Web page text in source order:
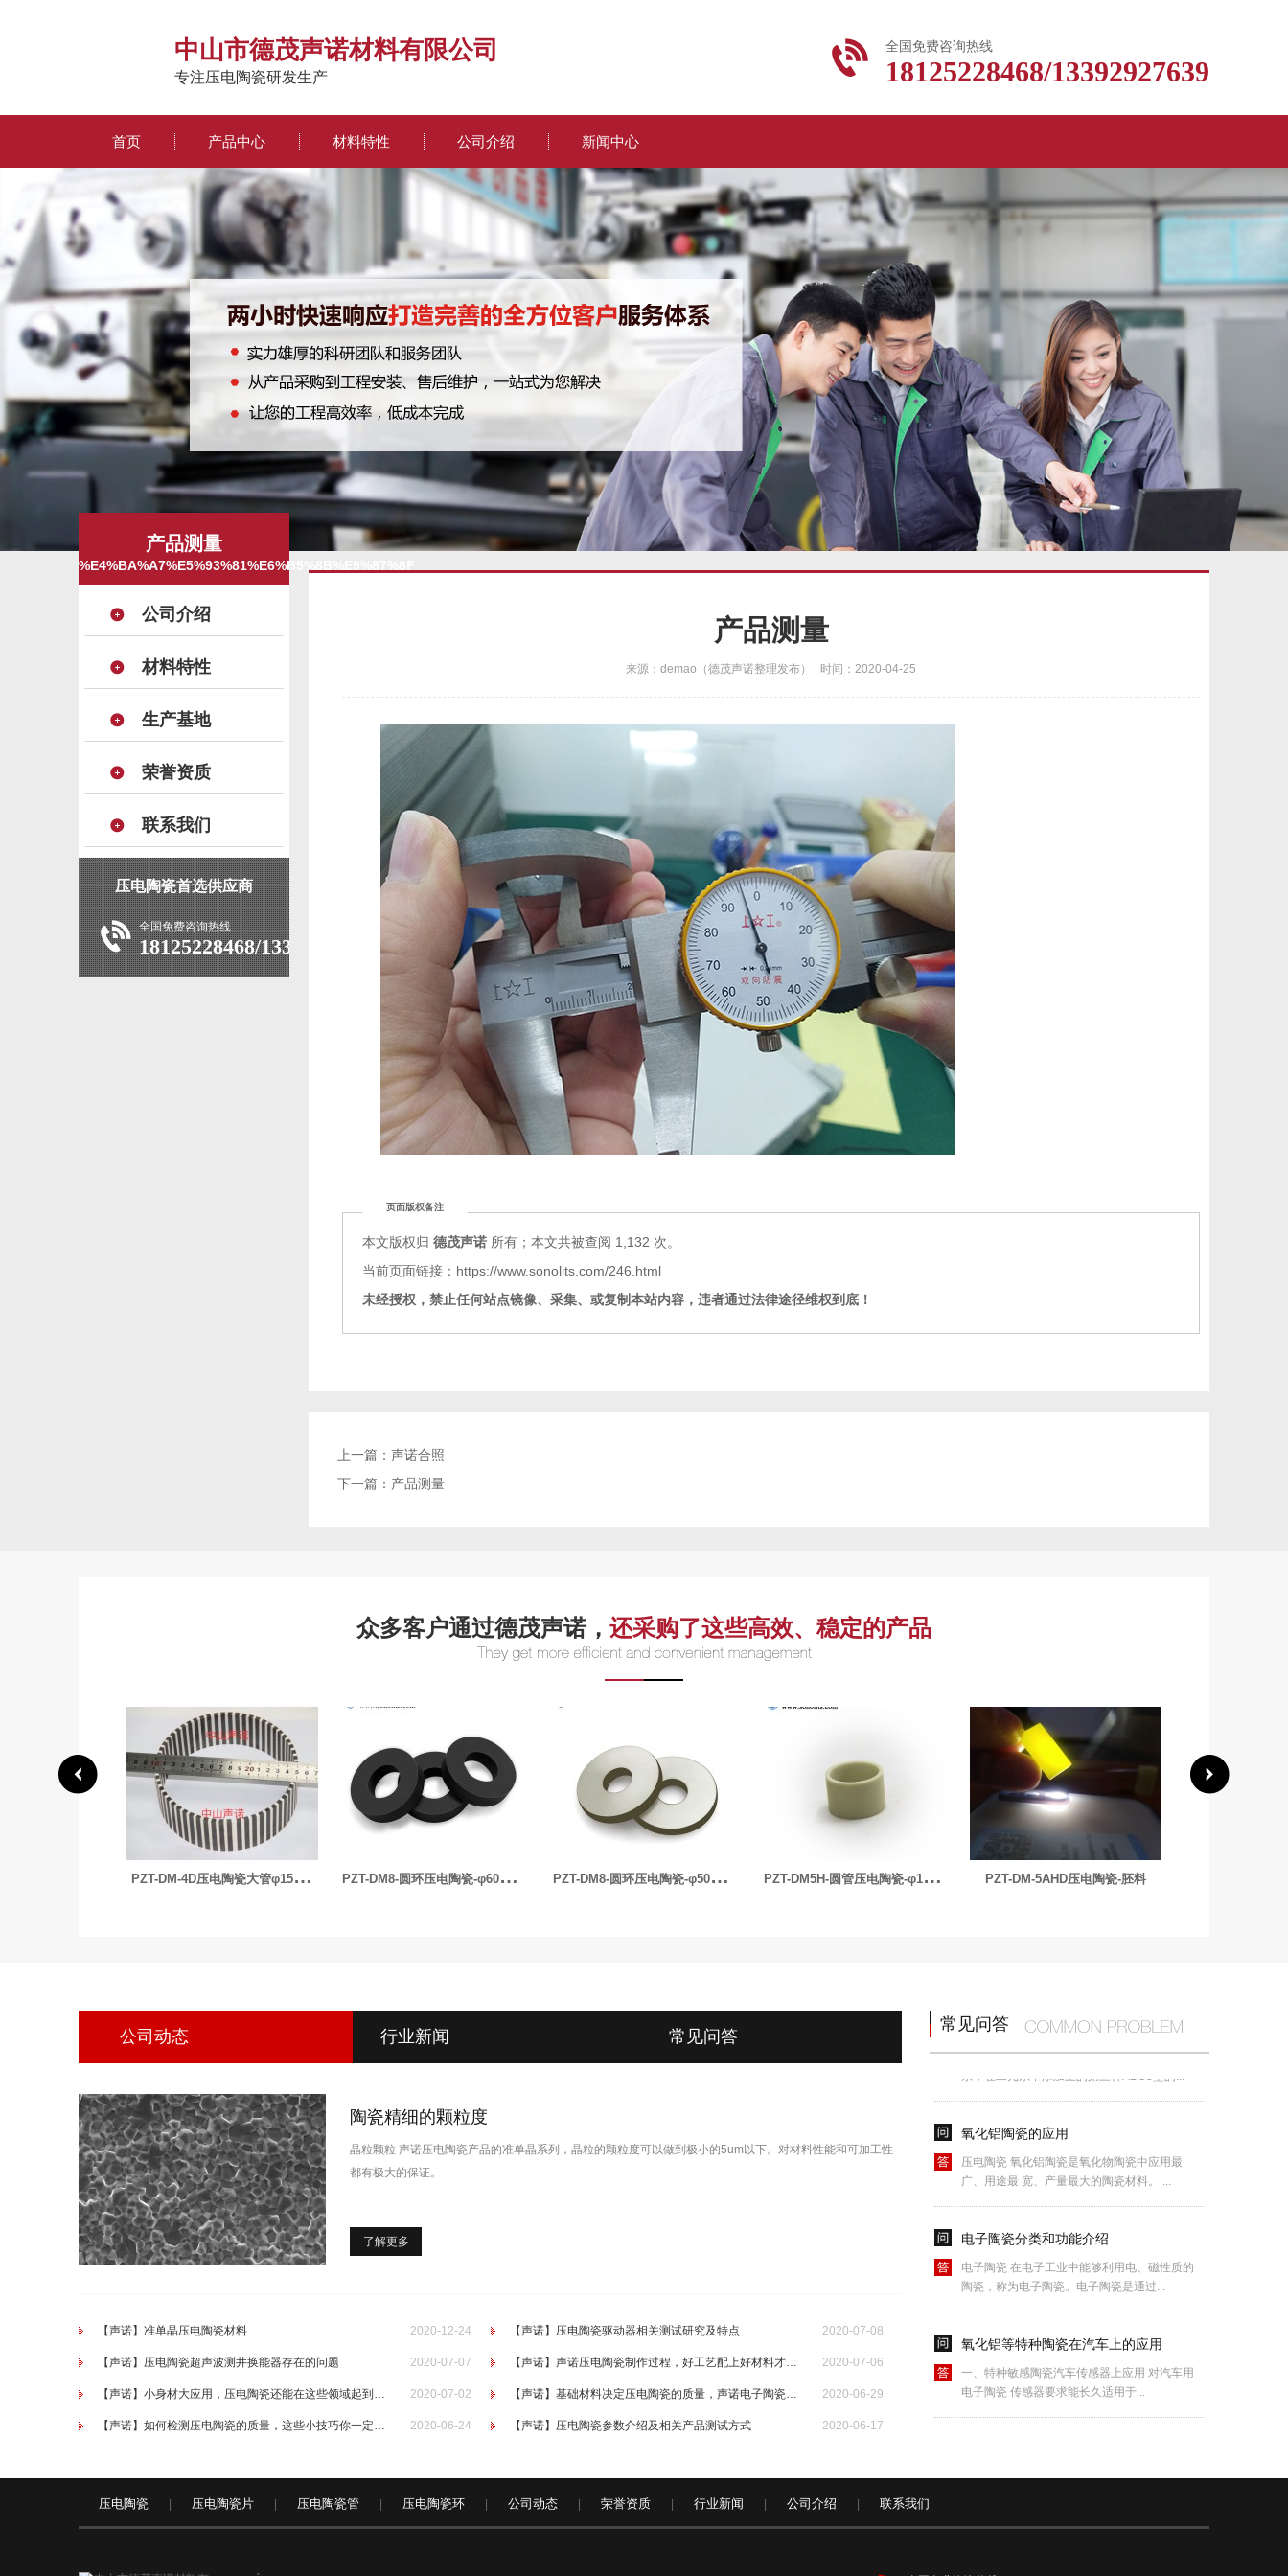
中山市德茂声诺材料有限公司
专注压电陶瓷研发生产
全国免费咨询热线
18125228468/13392927639
首页 产品中心 材料特性 公司介绍 新闻中心
产品测量
%E4%BA%A7%E5%93%81%E6%B5%8B%E9%87%8F
公司介绍
材料特性
生产基地
荣誉资质
联系我们
压电陶瓷首选供应商
全国免费咨询热线
18125228468/13392927639
产品测量
来源：demao（德茂声诺整理发布） 时间：2020-04-25
页面版权备注
本文版权归 德茂声诺 所有；本文共被查阅 1,132 次。
当前页面链接：https://www.sonolits.com/246.html
未经授权，禁止任何站点镜像、采集、或复制本站内容，违者通过法律途径维权到底！
上一篇： 声诺合照
下一篇： 产品测量
众多客户通过德茂声诺， 还采购了这些高效、稳定的产品
P
ZT-DM8-圆环压电陶瓷-φ60xφ30x10mm P
ZT-DM8-圆环压电陶瓷-φ50x20x5.4mm-33kHz P
ZT-DM5H-圆管压电陶瓷-φ19×16.5×12.7mm PZT-DM-5AHD压电陶瓷-胚料 P
ZT-DM4D-圆柱压电陶瓷-φ15.75x5mm-136kHz
公司动态 行业新闻 常见问答
陶瓷精细的颗粒度
晶粒颗粒 声诺压电陶瓷产品的准单晶系列，晶粒的颗粒度可以做到极小的5um以下。对材料性能和可加工性
都有极大的保证。
了解更多
【声诺】准单晶压电陶瓷材料 2020-12-24 【声诺】压电陶瓷驱动器相关测试研究及特点 2020-07-08
【声诺】压电陶瓷超声波测井换能器存在的问题 2020-07-07 【声诺】声诺压电陶瓷制作过程，好工艺配上好材料才有好产品！ 2020-07-06
【声诺】小身材大应用，压电陶瓷还能在这些领域起到强大作用！ 2020-07-02 【声诺】基础材料决定压电陶瓷的质量，声诺电子陶瓷的应用领域 2020-06-29
【声诺】如何检测压电陶瓷的质量，这些小技巧你一定要了解 2020-06-24 【声诺】压电陶瓷参数介绍及相关产品测试方式 2020-06-17
常见问答
常用的电子陶瓷 有钛酸钡系，锆钛酸铅二元
系，在二元系中添加上的第三种ABO3型的...
压电陶瓷 氧化铝陶瓷是氧化物陶瓷中应用最
广、用途最 宽、产量最大的陶瓷材料。 ...
电子陶瓷 在电子工业中能够利用电、磁性质的
陶瓷，称为电子陶瓷。电子陶瓷是通过...
一、特种敏感陶瓷汽车传感器上应用 对汽车用
电子陶瓷 传感器要求能长久适用于...
电子陶瓷行业专业术语
压电陶瓷 压电陶瓷片 压电陶瓷管 压电陶瓷环 公司动态 荣誉资质 行业新闻 公司介绍 联系我们